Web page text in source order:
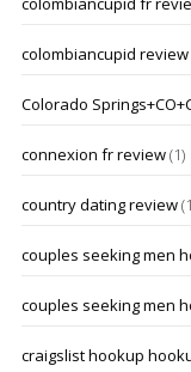
colombiancupid review
Colorado
connexion fr review(1)
country dating review
couples seeking men
couples seeking men
craigslist hookup